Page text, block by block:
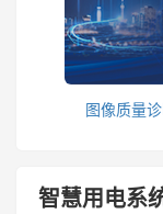
图像质量
智慧用电系